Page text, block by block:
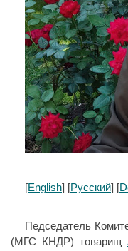
[English] [Русский] [
Педседатель
(МГС КНДР) товарищ